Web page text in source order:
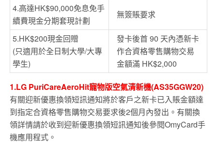
4.高達HK$90,000免息免手
續費現金分期套現計劃
無簽賬要求
5.HK$200現金回贈
(只適用於全日制大學/大專
學生)
發卡後首 90 天內憑新卡
作合資格零售購物交易
金額滿 HK$2,000
1.LG PuriCareAeroHit寵物版空氣清新機(AS35GGW20)
有關迎新優惠換領短訊通知將於客戶之新卡已入賬金額達
到指定合資格零售購物交易要求後2個月內發出。有關換
領詳情請於收到迎新優惠換領短訊通知後參閱OmyCard手
機應用程式。